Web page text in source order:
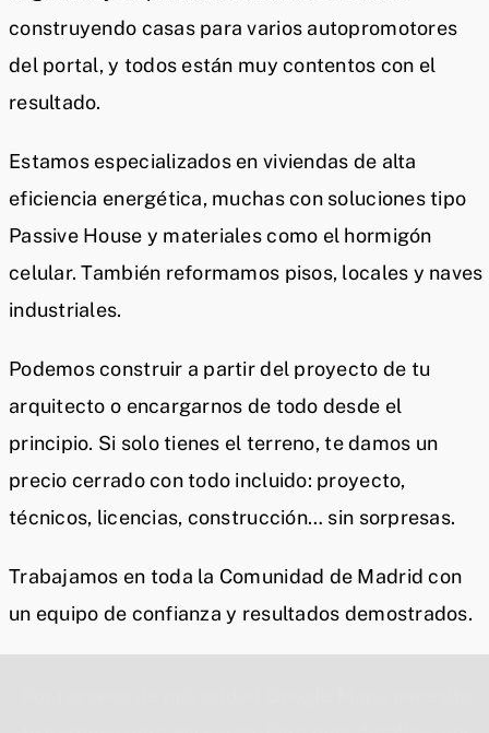
construyendo casas para varios autopromotores
del portal, y todos están muy contentos con el
resultado.
Estamos especializados en viviendas de alta
eficiencia energética, muchas con soluciones tipo
Passive House y materiales como el hormigón
celular. También reformamos pisos, locales y naves
industriales.
Podemos construir a partir del proyecto de tu
arquitecto o encargarnos de todo desde el
principio. Si solo tienes el terreno, te damos un
precio cerrado con todo incluido: proyecto,
técnicos, licencias, construcción… sin sorpresas.
Trabajamos en toda la Comunidad de Madrid con
un equipo de confianza y resultados demostrados.